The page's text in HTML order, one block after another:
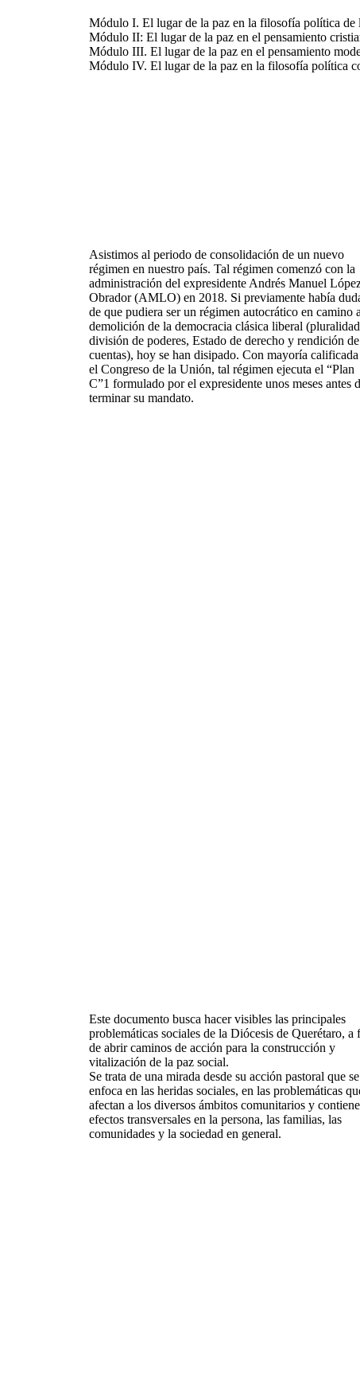
Módulo I. El lugar de la paz en la filosofía política de
Módulo II: El lugar de la paz en el pensamiento
Módulo III. El lugar de la paz en el pensamiento
Módulo IV. El lugar de la paz en la filosofía política
Asistimos al periodo de consolidación de un nuevo
régimen en nuestro país. Tal régimen comenzó con la
administración del expresidente Andrés Manuel
Obrador (AMLO) en 2018. Si previamente había
de que pudiera ser un régimen autocrático en camino
demolición de la democracia clásica liberal
división de poderes, Estado de derecho y rendición de
cuentas), hoy se han disipado. Con mayoría calificada
el Congreso de la Unión, tal régimen ejecuta el “Plan
C”1 formulado por el expresidente unos meses antes
terminar su mandato.
Este documento busca hacer visibles las principales
problemáticas sociales de la Diócesis de Querétaro, a
de abrir caminos de acción para la construcción y
vitalización de la paz social.
Se trata de una mirada desde su acción pastoral que se
enfoca en las heridas sociales, en las problemáticas
afectan a los diversos ámbitos comunitarios y
efectos transversales en la persona, las familias, las
comunidades y la sociedad en general.